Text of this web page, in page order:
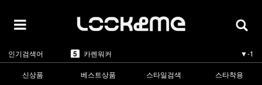
인기검색어
2
3 린드버그 ▲1
올리버피플스 ▼-1
1 라피스센시블레 ▲5
신상품 베스트상품 스타일검색 스타착용